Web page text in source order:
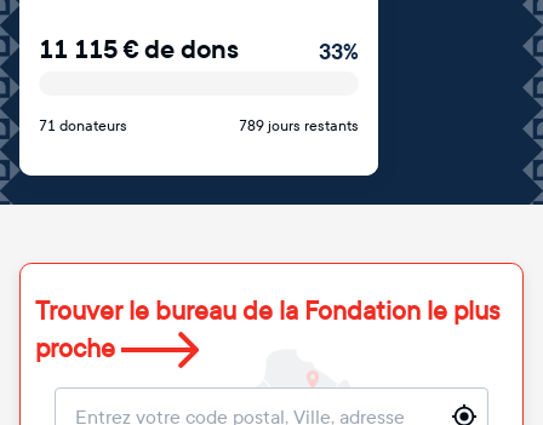
11 115€de dons 33%
71 donateurs 789 jours restants
Trouver le bureau de la Fondation le plus
proche
Localisation